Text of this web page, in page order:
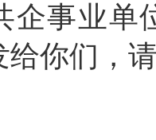
事业单位
给你们，